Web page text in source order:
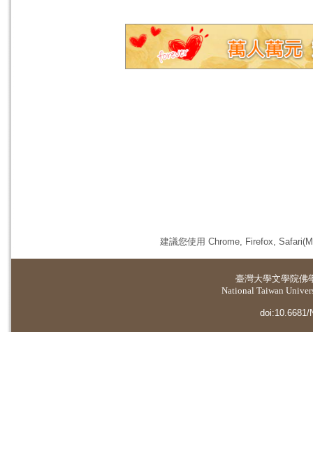
建議您使用 Chrome, Firefox,
臺灣大學文學院佛
National Taiwan
doi:10.6681/